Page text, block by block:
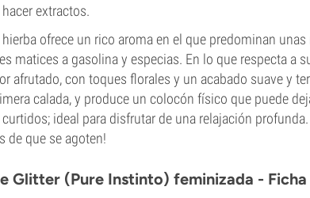
hacer extractos.
hierba ofrece un rico aroma en el que predominan
matices a gasolina y especias. En lo que respecta a
afrutado, con toques florales y un acabado suave y
calada, y produce un colocón físico que puede
ideal para disfrutar de una relajación
de que se agoten!
Glitter (Pure Instinto) feminizada - Ficha